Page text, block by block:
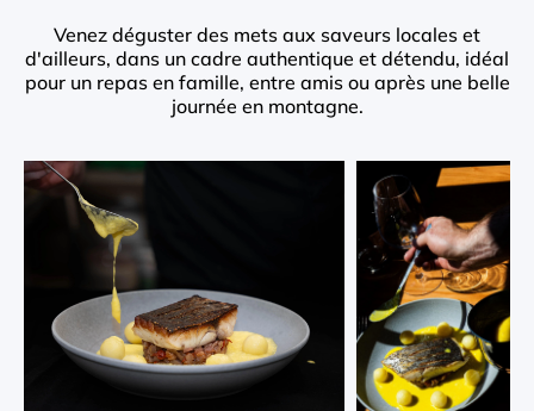
Venez déguster des mets aux saveurs locales et
d'ailleurs, dans un cadre authentique et détendu, idéal
pour un repas en famille, entre amis ou après une belle
journée en montagne.